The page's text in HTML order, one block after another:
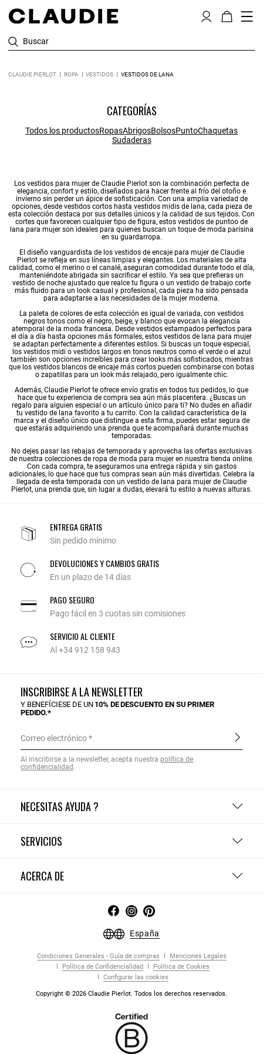
Buscar
CLAUDIE PIERLOT ROPA VESTIDOS VESTIDOS DE LANA
CATEGORÍAS
Todos los productosRopasAbrigosBolsosPuntoChaquetas
Sudaderas
Los vestidos para mujer de Claudie Pierlot son la combinación perfecta de
elegancia, confort y estilo, diseñados para hacer frente al frío del otoño e
invierno sin perder un ápice de sofisticación. Con una amplia variedad de
opciones, desde vestidos cortoshasta vestidos midisde lana, cada pieza de
esta colección destaca por sus detalles únicos y la calidad de sus tejidos. Con
cortes que favorecen cualquier tipo de figura, estos vestidos de puntoo de
lana para mujer son ideales para quienes buscan un toque de moda parisina
en su guardarropa.
El diseño vanguardista de los vestidos de encajepara mujer de Claudie
Pierlot se refleja en sus líneas limpias y elegantes. Los materiales de alta
calidad, como el merino o el canalé, aseguran comodidad durante todo el día,
manteniéndote abrigada sin sacrificar el estilo. Ya sea que prefieras un
vestido de noche ajustado que realce tu figura o un vestido de trabajo corte
más fluido para un look casual y profesional, cada pieza ha sido pensada
para adaptarse a las necesidades de la mujer moderna.
La paleta de colores de esta colección es igual de variada, con vestidos
negrostonos como el negro, beige, y blanco que evocan la elegancia
atemporal de la moda francesa. Desde vestidos estampadosperfectos para
el día a día hasta opciones más formales, estos vestidos de lana para mujer
se adaptan perfectamente a diferentes estilos. Si buscas un toque especial,
los vestidos midi o vestidos largos en tonos neutros como el verde o el azul
también son opciones increíbles para crear looks más sofisticados, mientras
que los vestidos blancos de encaje más cortos pueden combinarse con botas
o zapatillas para un look más relajado, pero igualmente chic.
Además, Claudie Pierlot te ofrece envío gratis en todos tus pedidos, lo que
hace que tu experiencia de compra sea aún más placentera. ¿Buscas un
regalo para alguien especial o un artículo único para ti? No dudes en añadir
tu vestido de lana favorito a tu carrito. Con la calidad característica de la
marca y el diseño único que distingue a esta firma, puedes estar segura de
que estarás adquiriendo una prenda que te acompañará durante muchas
temporadas.
No dejes pasar las rebajas de temporada y aprovecha las ofertas exclusivas
de nuestra colecciones de ropa de moda para mujer en nuestra tienda online.
Con cada compra, te aseguramos una entrega rápida y sin gastos
adicionales, lo que hace que tus compras sean aún más divertidas. Celebra la
llegada de esta temporada con un vestido de lana para mujer de Claudie
Pierlot, una prenda que, sin lugar a dudas, elevará tu estilo a nuevas alturas.
ENTREGA GRATIS
Sin pedido mínimo
DEVOLUCIONES Y CAMBIOS GRATIS
En un plazo de 14 días
PAGO SEGURO
Pago fácil en 3 cuotas sin comisiones
SERVICIO AL CLIENTE
Al +34 912 158 943
NECESITAS AYUDA ?
SERVICIOS
ACERCA DE
INSCRIBIRSE A LA NEWSLETTER
Y BENEFÍCIESE DE UN 10% DE DESCUENTO EN SU PRIMER
PEDIDO.*
Correo electrónico
Al inscribirse a la newsletter, acepta nuestra política de
confidencialidad.
España
Condiciones Generales - Guía de compras
Menciones Legales
Política de Confidencialidad
Política de Cookies
Configurar las cookies
Copyright © 2026 Claudie Pierlot. Todos los derechos reservados.